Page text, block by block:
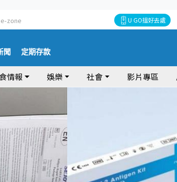
e-zone U GO搵好去處
聞 定期存款
情報 娛樂 社會 影片專區